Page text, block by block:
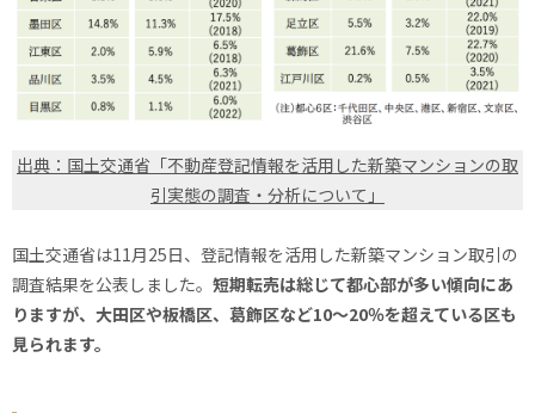
出典：国土交通省「不動産登記情報を活用した新築マンションの取
引実態の調査・分析について」
国土交通省は11月25日、登記情報を活用した新築マンション取引の
調査結果を公表しました。 短期転売は総じて都心部が多い傾向にあ
りますが、大田区や板橋区、葛飾区など10〜20％を超えている区も
見られます。